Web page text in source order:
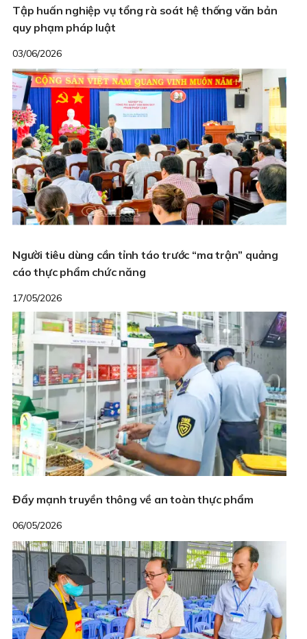
Tập huấn nghiệp vụ tổng rà soát hệ thống văn bản
quy phạm pháp luật
03/06/2026
Người tiêu dùng cần tỉnh táo trước “ma trận” quảng
cáo thực phẩm chức năng
17/05/2026
Đẩy mạnh truyền thông về an toàn thực phẩm
06/05/2026